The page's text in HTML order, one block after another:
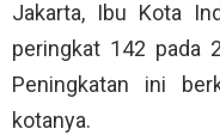
Jakarta, Ibu Kota
peringkat 142 pada
Peningkatan ini
kotanya.